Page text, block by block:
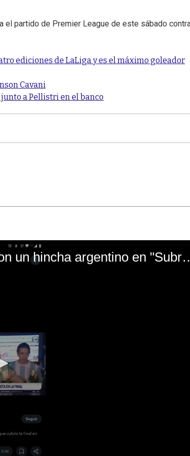
el partido de Premier League de este sábado
ediciones de LaLiga y es el máximo goleador
Cavani
a Pellistri en el banco
El mal momento de